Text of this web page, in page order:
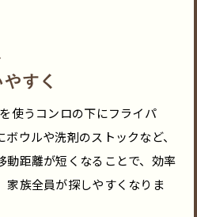
使うコンロの下にフライパ
ウルや洗剤のストックなど、
動距離が短くなることで、効率
家族全員が探しやすくなりま